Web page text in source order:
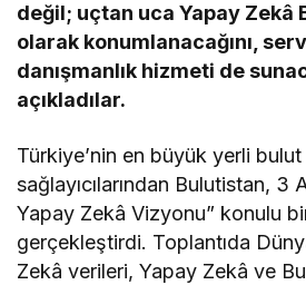
değil; uçtan uca Yapay Zekâ
olarak konumlanacağını,
danışmanlık hizmeti de
açıkladılar.
Türkiye’nin en büyük yerli
sağlayıcılarından Bulutistan, 3
Yapay Zekâ Vizyonu” konulu
gerçekleştirdi. Toplantıda
Zekâ verileri, Yapay Zekâ ve